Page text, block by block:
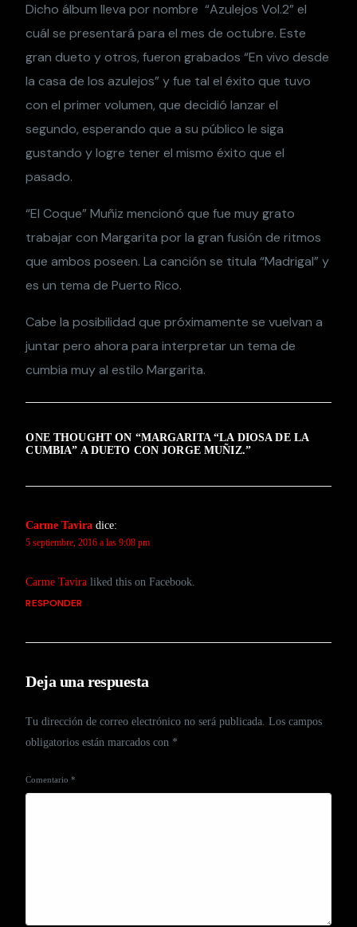
Dicho álbum lleva por nombre “Azulejos Vol.2” el
cuál se presentará para el mes de octubre. Este
gran dueto y otros, fueron grabados “En vivo desde
la casa de los azulejos” y fue tal el éxito que tuvo
con el primer volumen, que decidió lanzar el
segundo, esperando que a su público le siga
gustando y logre tener el mismo éxito que el
pasado.
“El Coque” Muñiz mencionó que fue muy grato
trabajar con Margarita por la gran fusión de ritmos
que ambos poseen. La canción se titula “Madrigal” y
es un tema de Puerto Rico.
Cabe la posibilidad que próximamente se vuelvan a
juntar pero ahora para interpretar un tema de
cumbia muy al estilo Margarita.
ONE THOUGHT ON “MARGARITA “LA DIOSA DE LA
CUMBIA” A DUETO CON JORGE MUÑIZ.”
Carme Tavira dice:
5 septiembre, 2016 a las 9:08 pm
Carme Tavira liked this on Facebook.
RESPONDER
Deja una respuesta
Tu dirección de correo electrónico no será publicada. Los campos
obligatorios están marcados con *
Comentario*